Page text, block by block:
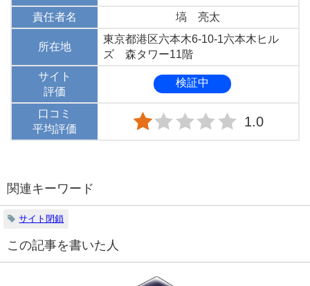
責任者名
塙 亮太
所在地
東京都港区六本木6-10-1六本木ヒル
ズ 森タワー11階
サイト
評価
検証中
口コミ
平均評価
1.0
関連キーワード
サイト閉鎖
この記事を書いた人